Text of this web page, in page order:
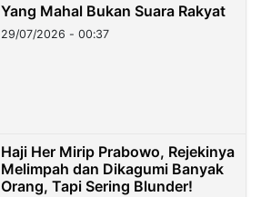
Yang Mahal Bukan Suara Rakyat
29/07/2026 - 00:37
Haji Her Mirip Prabowo, Rejekinya
Melimpah dan Dikagumi Banyak
Orang, Tapi Sering Blunder!